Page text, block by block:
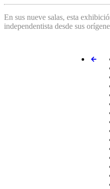
En sus nueve salas, esta
independentista desde sus